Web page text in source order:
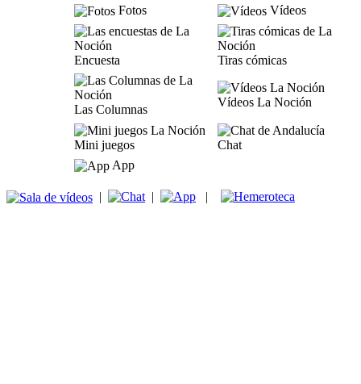
Fotos
Vídeos
Encuesta Tiras cómicas
Las Columnas
Vídeos La Noción
Mini juegos
Chat
App
| | |